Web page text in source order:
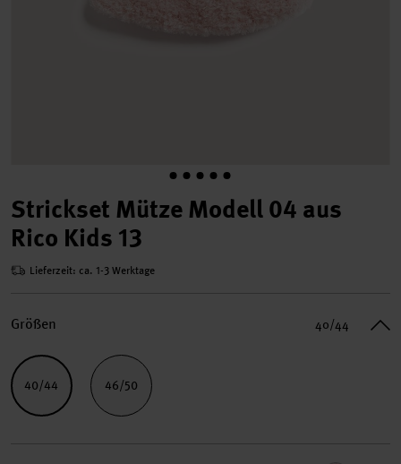
Strickset Mütze Modell 04 aus
Rico Kids 13
Lieferzeit: ca. 1-3 Werktage
Größen 40/44
40/44 46/50